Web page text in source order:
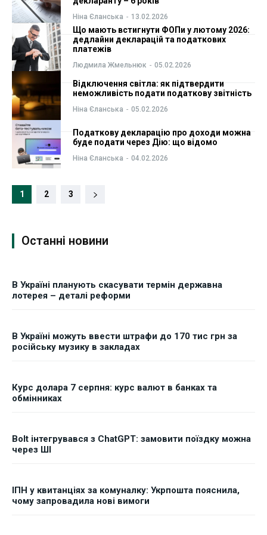
Ніна Єланська - 13.02.2026
Що мають встигнути ФОПи у лютому 2026:
дедлайни декларацій та податкових
платежів
Людмила Жмельнюк - 05.02.2026
Відключення світла: як підтвердити
неможливість подати податкову звітність
Ніна Єланська - 05.02.2026
Податкову декларацію про доходи можна
буде подати через Дію: що відомо
Ніна Єланська - 04.02.2026
1 2 3
Останні новини
В Україні планують скасувати термін державна
лотерея – деталі реформи
В Україні можуть ввести штрафи до 170 тис грн за
російську музику в закладах
Курс долара 7 серпня: курс валют в банках та
обмінниках
Bolt інтегрувався з ChatGPT: замовити поїздку можна
через ШІ
ІПН у квитанціях за комуналку: Укрпошта пояснила,
чому запровадила нові вимоги